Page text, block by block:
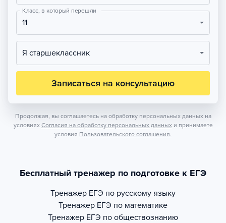
Класс, в который перешли
11
Я старшеклассник
Записаться на консультацию
Продолжая, вы соглашаетесь на обработку персональных данных на
условиях Согласия на обработку персональных данных и принимаете
условия Пользовательского соглашения.
Бесплатный тренажер по подготовке к ЕГЭ
Тренажер ЕГЭ по русскому языку
Тренажер ЕГЭ по математике
Тренажер ЕГЭ по обществознанию